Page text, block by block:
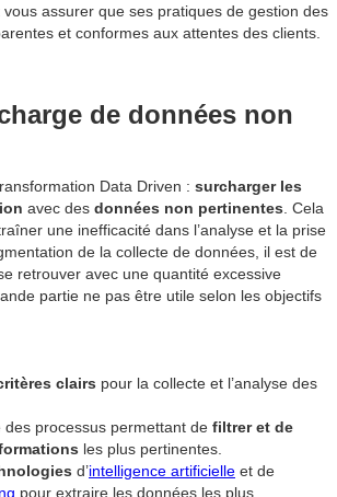
assurer que ses pratiques de gestion des
et conformes aux attentes des clients.
de données non
Data Driven : surcharger les
avec des données non pertinentes . Cela
une inefficacité dans l’analyse et la prise
de la collecte de données, il est de
retrouver avec une quantité excessive
partie ne pas être utile selon les objectifs
clairs pour la collecte et l’analyse des
des processus permettant de filtrer et de
les plus pertinentes.
d’intelligence artificielle et de
pour extraire les données les plus